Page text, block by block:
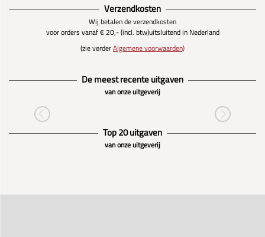
Verzendkosten
Wij betalen de verzendkosten
voor orders vanaf € 20,- (incl. btw)uitsluitend in Nederland
(zie verderAlgemene voorwaarden)
De meest recente uitgaven
van onze uitgeverij
Top 20 uitgaven
van onze uitgeverij